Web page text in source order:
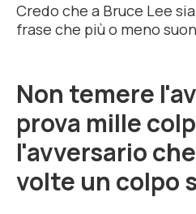
Credo che a Bruce Lee
frase che più o meno
Non temere
prova mille
l'avversario
volte un colpo